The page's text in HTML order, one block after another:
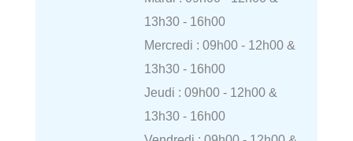
13h30 - 16h00
Mercredi : 09h00 - 12h00 &
13h30 - 16h00
Jeudi : 09h00 - 12h00 &
13h30 - 16h00